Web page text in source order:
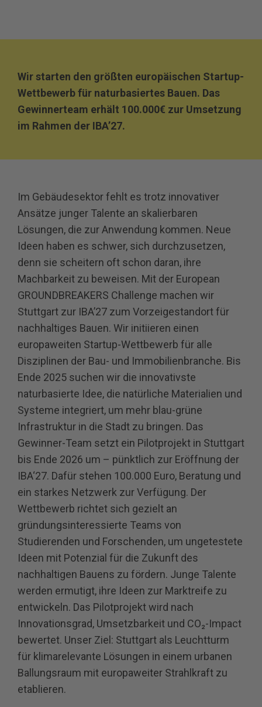
Wir starten den größten europäischen Startup-
Wettbewerb für naturbasiertes Bauen. Das
Gewinnerteam erhält 100.000€ zur Umsetzung
im Rahmen der IBA’27.
Im Gebäudesektor fehlt es trotz innovativer
Ansätze junger Talente an skalierbaren
Lösungen, die zur Anwendung kommen. Neue
Ideen haben es schwer, sich durchzusetzen,
denn sie scheitern oft schon daran, ihre
Machbarkeit zu beweisen. Mit der European
GROUNDBREAKERS Challenge machen wir
Stuttgart zur IBA’27 zum Vorzeigestandort für
nachhaltiges Bauen. Wir initiieren einen
europaweiten Startup-Wettbewerb für alle
Disziplinen der Bau- und Immobilienbranche. Bis
Ende 2025 suchen wir die innovativste
naturbasierte Idee, die natürliche Materialien und
Systeme integriert, um mehr blau-grüne
Infrastruktur in die Stadt zu bringen. Das
Gewinner-Team setzt ein Pilotprojekt in Stuttgart
bis Ende 2026 um – pünktlich zur Eröffnung der
IBA‘27. Dafür stehen 100.000 Euro, Beratung und
ein starkes Netzwerk zur Verfügung. Der
Wettbewerb richtet sich gezielt an
gründungsinteressierte Teams von
Studierenden und Forschenden, um ungetestete
Ideen mit Potenzial für die Zukunft des
nachhaltigen Bauens zu fördern. Junge Talente
werden ermutigt, ihre Ideen zur Marktreife zu
entwickeln. Das Pilotprojekt wird nach
Innovationsgrad, Umsetzbarkeit und CO₂-Impact
bewertet. Unser Ziel: Stuttgart als Leuchtturm
für klimarelevante Lösungen in einem urbanen
Ballungsraum mit europaweiter Strahlkraft zu
etablieren.